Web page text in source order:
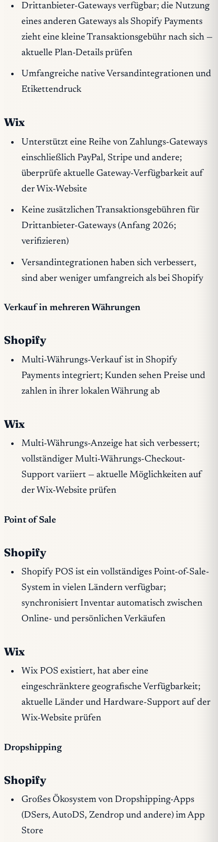
Drittanbieter-Gateways verfügbar; die Nutzung
eines anderen Gateways als Shopify Payments
zieht eine kleine Transaktionsgebühr nach sich —
aktuelle Plan-Details prüfen
Umfangreiche native Versandintegrationen und
Etikettendruck
Wix
Unterstützt eine Reihe von Zahlungs-Gateways
einschließlich PayPal, Stripe und andere;
überprüfe aktuelle Gateway-Verfügbarkeit auf
der Wix-Website
Keine zusätzlichen Transaktionsgebühren für
Drittanbieter-Gateways (Anfang 2026;
verifizieren)
Versandintegrationen haben sich verbessert,
sind aber weniger umfangreich als bei Shopify
Verkauf in mehreren Währungen
Shopify
Multi-Währungs-Verkauf ist in Shopify
Payments integriert; Kunden sehen Preise und
zahlen in ihrer lokalen Währung ab
Wix
Multi-Währungs-Anzeige hat sich verbessert;
vollständiger Multi-Währungs-Checkout-
Support variiert — aktuelle Möglichkeiten auf
der Wix-Website prüfen
Point of Sale
Shopify
Shopify POS ist ein vollständiges Point-of-Sale-
System in vielen Ländern verfügbar;
synchronisiert Inventar automatisch zwischen
Online- und persönlichen Verkäufen
Wix
Wix POS existiert, hat aber eine
eingeschränktere geografische Verfügbarkeit;
aktuelle Länder und Hardware-Support auf der
Wix-Website prüfen
Dropshipping
Shopify
Großes Ökosystem von Dropshipping-Apps
(DSers, AutoDS, Zendrop und andere) im App
Store